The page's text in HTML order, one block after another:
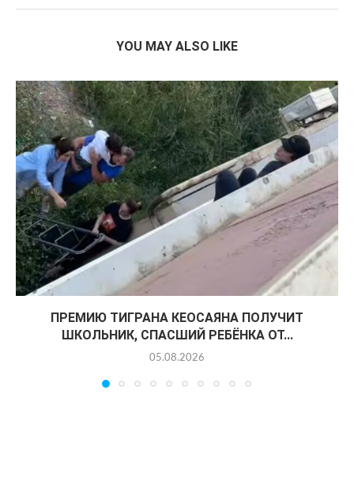
YOU MAY ALSO LIKE
ПРЕМИЮ ТИГРАНА КЕОСАЯНА ПОЛУЧИТ
ШКОЛЬНИК, СПАСШИЙ РЕБЁНКА ОТ...
05.08.2026